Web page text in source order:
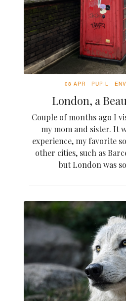
08 APR PUPIL
London, a
Couple of months ago I
my mom and sister. It
experience, my favorite
other cities, such as
but London was